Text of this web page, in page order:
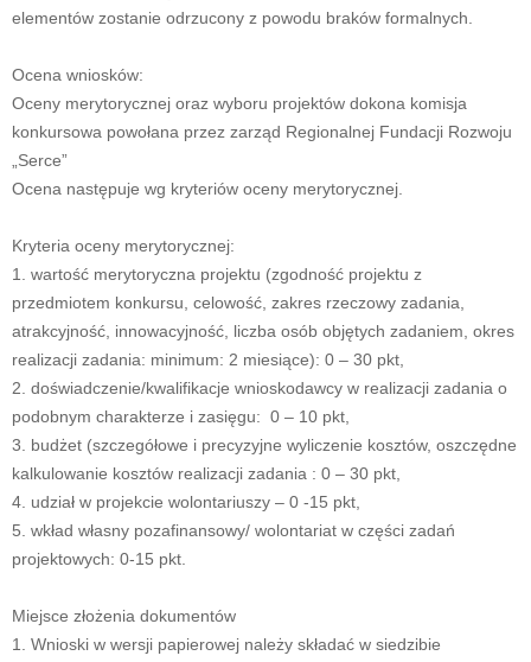
elementów zostanie odrzucony z powodu braków formalnych.
Ocena wniosków:
Oceny merytorycznej oraz wyboru projektów dokona komisja
konkursowa powołana przez zarząd Regionalnej Fundacji Rozwoju
„Serce”
Ocena następuje wg kryteriów oceny merytorycznej.
Kryteria oceny merytorycznej:
1. wartość merytoryczna projektu (zgodność projektu z
przedmiotem konkursu, celowość, zakres rzeczowy zadania,
atrakcyjność, innowacyjność, liczba osób objętych zadaniem, okres
realizacji zadania: minimum: 2 miesiące): 0 – 30 pkt,
2. doświadczenie/kwalifikacje wnioskodawcy w realizacji zadania o
podobnym charakterze i zasięgu: 0 – 10 pkt,
3. budżet (szczegółowe i precyzyjne wyliczenie kosztów, oszczędne
kalkulowanie kosztów realizacji zadania : 0 – 30 pkt,
4. udział w projekcie wolontariuszy – 0 -15 pkt,
5. wkład własny pozafinansowy/ wolontariat w części zadań
projektowych: 0-15 pkt.
Miejsce złożenia dokumentów
1. Wnioski w wersji papierowej należy składać w siedzibie